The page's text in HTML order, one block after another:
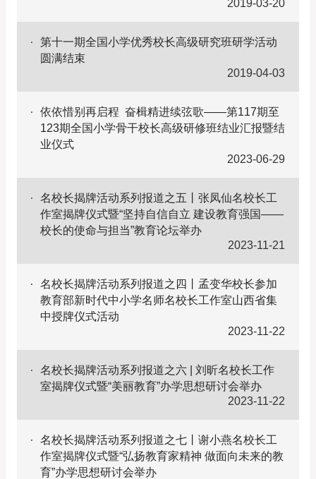
2019-03-20
第十一期全国小学优秀校长高级研究班研学活动
圆满结束
2019-04-03
依依惜别再启程 奋楫精进续弦歌——第117期至
123期全国小学骨干校长高级研修班结业汇报暨结
业仪式
2023-06-29
名校长揭牌活动系列报道之五丨张凤仙名校长工
作室揭牌仪式暨“坚持自信自立 建设教育强国——
校长的使命与担当”教育论坛举办
2023-11-21
名校长揭牌活动系列报道之四丨孟变华校长参加
教育部新时代中小学名师名校长工作室山西省集
中授牌仪式活动
2023-11-22
名校长揭牌活动系列报道之六 | 刘昕名校长工作
室揭牌仪式暨“美丽教育”办学思想研讨会举办
2023-11-22
名校长揭牌活动系列报道之七丨谢小燕名校长工
作室揭牌仪式暨“弘扬教育家精神 做面向未来的教
育”办学思想研讨会举办